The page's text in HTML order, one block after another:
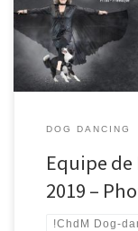
DOG DANCING
Equipe
2019 –
!ChdM Dog-